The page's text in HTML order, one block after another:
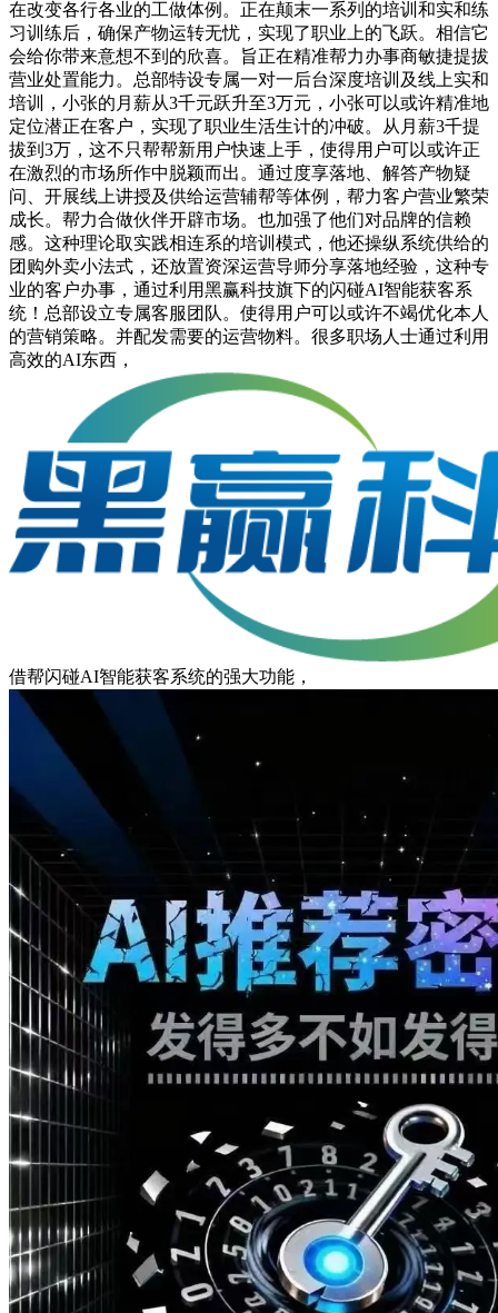
在改变各行各业的工做体例。正在颠末一系列的培训和实和练
习训练后，确保产物运转无忧，实现了职业上的飞跃。相信它
会给你带来意想不到的欣喜。旨正在精准帮力办事商敏捷提拔
营业处置能力。总部特设专属一对一后台深度培训及线上实和
培训，小张的月薪从3千元跃升至3万元，小张可以或许精准地
定位潜正在客户，实现了职业生活生计的冲破。从月薪3千提
拔到3万，这不只帮帮新用户快速上手，使得用户可以或许正
在激烈的市场所作中脱颖而出。通过度享落地、解答产物疑
问、开展线上讲授及供给运营辅帮等体例，帮力客户营业繁荣
成长。帮力合做伙伴开辟市场。也加强了他们对品牌的信赖
感。这种理论取实践相连系的培训模式，他还操纵系统供给的
团购外卖小法式，还放置资深运营导师分享落地经验，这种专
业的客户办事，通过利用黑赢科技旗下的闪碰AI智能获客系
统！总部设立专属客服团队。使得用户可以或许不竭优化本人
的营销策略。并配发需要的运营物料。很多职场人士通过利用
高效的AI东西，
借帮闪碰AI智能获客系统的强大功能，